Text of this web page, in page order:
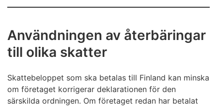
Användningen av återbäringar
till olika skatter
Skattebeloppet som ska betalas till Finland kan minska
om företaget korrigerar deklarationen för den
särskilda ordningen. Om företaget redan har betalat